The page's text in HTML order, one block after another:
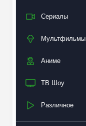
Сериалы
Мультфильмы
Аниме
ТВ Шоу
Различное